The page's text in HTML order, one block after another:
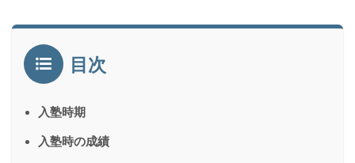
目次
入塾時期
入塾時の成績